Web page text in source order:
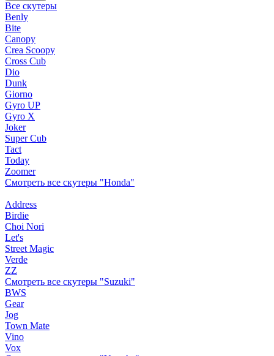
Все скутеры
Benly
Bite
Canopy
Crea Scoopy
Cross Cub
Dio
Dunk
Giorno
Gyro UP
Gyro X
Joker
Super Cub
Tact
Today
Zoomer
Смотреть все скутеры "Honda"
Address
Birdie
Choi Nori
Let's
Street Magic
Verde
ZZ
Смотреть все скутеры "Suzuki"
BWS
Gear
Jog
Town Mate
Vino
Vox